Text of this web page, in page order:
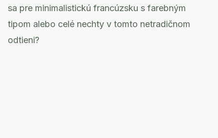
sa pre minimalistickú francúzsku s farebným
tipom alebo celé nechty v tomto netradičnom
odtieni?